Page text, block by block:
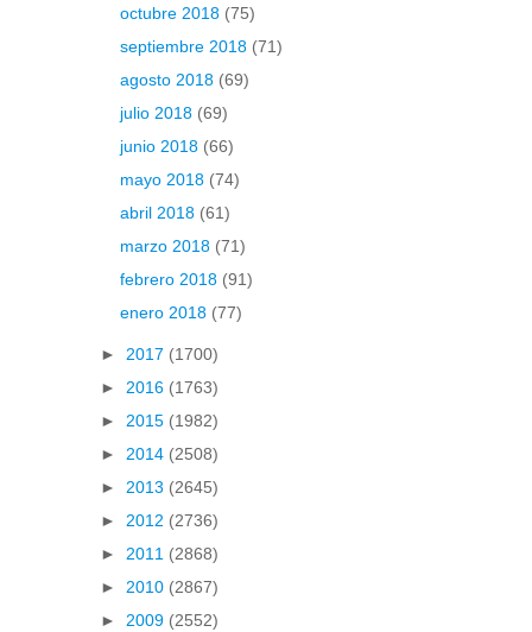
octubre 2018 (75)
septiembre 2018 (71)
agosto 2018 (69)
julio 2018 (69)
junio 2018 (66)
mayo 2018 (74)
abril 2018 (61)
marzo 2018 (71)
febrero 2018 (91)
enero 2018 (77)
► 2017 (1700)
► 2016 (1763)
► 2015 (1982)
► 2014 (2508)
► 2013 (2645)
► 2012 (2736)
► 2011 (2868)
► 2010 (2867)
► 2009 (2552)